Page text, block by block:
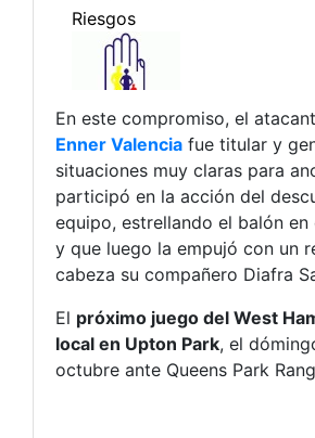
En este compromiso, el
Enner Valencia fue titular y
situaciones muy claras para
participó en la acción del
equipo, estrellando el balón en
y que luego la empujó con un
cabeza su compañero Diafra
El próximo juego del West
local en Upton Park, el
octubre ante Queens Park